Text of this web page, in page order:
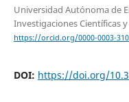
Universidad Autónoma de
Investigaciones Científicas y
https://orcid.org/0000-0003-
DOI: https://doi.org/